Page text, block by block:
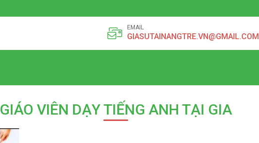
EMAIL
GIASUTAINANGTRE.VN@GMAIL.COM
GIÁO VIÊN DẠY TIẾNG ANH TẠI GIA